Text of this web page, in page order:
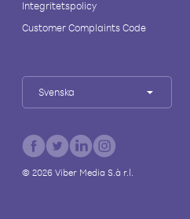
Integritetspolicy
Customer Complaints Code
Svenska
© 2026Viber Media S.à r.l.